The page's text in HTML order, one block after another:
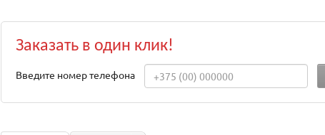
Заказать в один клик!
Введите номер телефона